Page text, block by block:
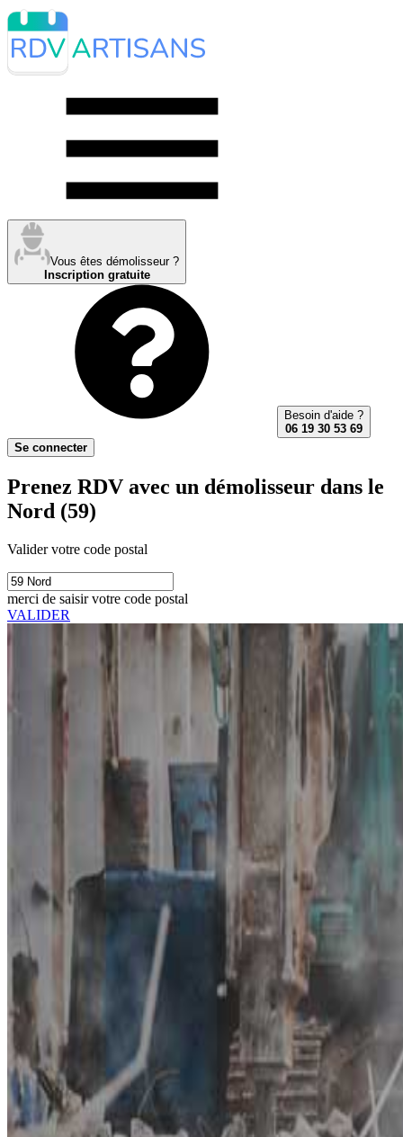
Vous êtes démolisseur ?
Inscription gratuite
Besoin d'aide ?
06 19 30 53 69
Se connecter
Prenez RDV avec un démolisseur dans le
Nord (59)
Valider votre code postal
merci de saisir votre code postal
VALIDER